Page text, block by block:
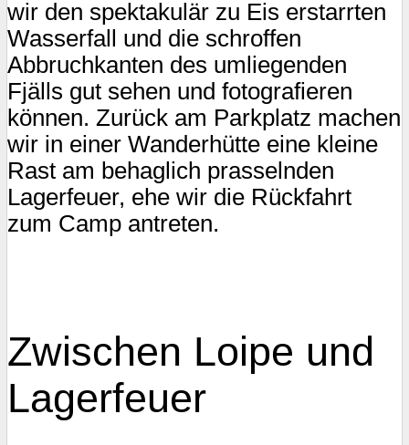
wir den spektakulär zu Eis erstarrten
Wasserfall und die schroffen
Abbruchkanten des umliegenden
Fjälls gut sehen und fotografieren
können. Zurück am Parkplatz machen
wir in einer Wanderhütte eine kleine
Rast am behaglich prasselnden
Lagerfeuer, ehe wir die Rückfahrt
zum Camp antreten.
Zwischen Loipe und
Lagerfeuer